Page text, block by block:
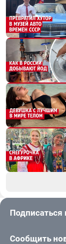
Подписаться
Сообщить